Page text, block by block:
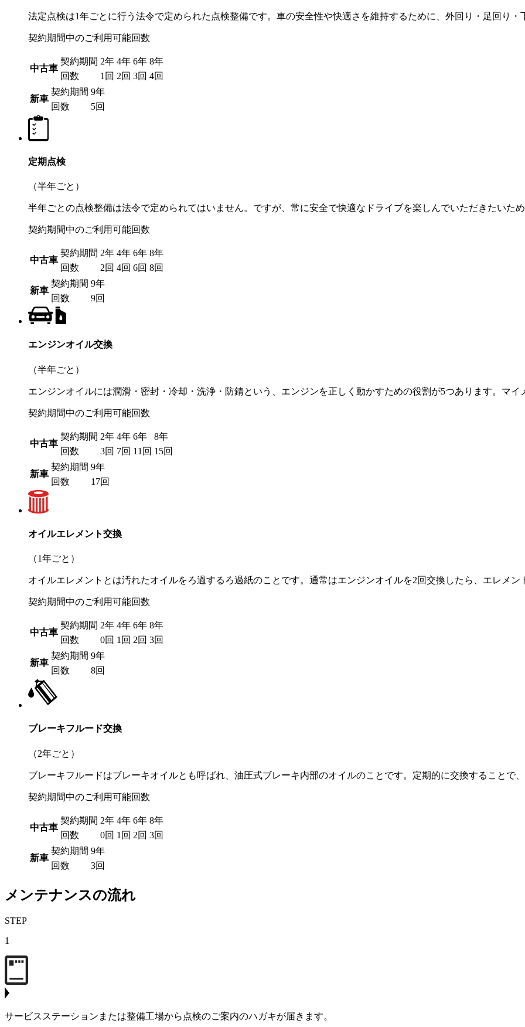
法定点検は1年ごとに行う法令で定められた点検整備です。車の安全性や快適さを維持するために、外回り・足回り・
契約期間中のご利用可能回数
中古車
契約期間 2年 4年 6年 8年
回数
1回 2回 3回 4回
新車
契約期間 9年
回数
5回
定期点検
（半年ごと）
半年ごとの点検整備は法令で定められてはいません。ですが、常に安全で快適なドライブを楽しんでいただきたいた
契約期間中のご利用可能回数
中古車
契約期間 2年 4年 6年 8年
回数
2回 4回 6回 8回
新車
契約期間 9年
回数
9回
エンジンオイル交換
（半年ごと）
エンジンオイルには潤滑・密封・冷却・洗浄・防錆という、エンジンを正しく動かすための役割が5つあります。マイ
契約期間中のご利用可能回数
中古車
契約期間 2年 4年 6年
8年
回数
3回 7回 11回 15回
新車
契約期間 9年
回数
17回
オイルエレメント交換
（1年ごと）
オイルエレメントとは汚れたオイルをろ過するろ過紙のことです。通常はエンジンオイルを2回交換したら、エレメン
契約期間中のご利用可能回数
中古車
契約期間 2年 4年 6年 8年
回数
0回 1回 2回 3回
新車
契約期間 9年
回数
8回
ブレーキフルード交換
（2年ごと）
ブレーキフルードはブレーキオイルとも呼ばれ、油圧式ブレーキ内部のオイルのことです。定期的に交換することで
契約期間中のご利用可能回数
中古車
契約期間 2年 4年 6年 8年
回数
0回 1回 2回 3回
新車
契約期間 9年
回数
3回
メンテナンスの流れ
STEP
1
サービスステーションまたは整備工場から点検のご案内のハガキが届きます。